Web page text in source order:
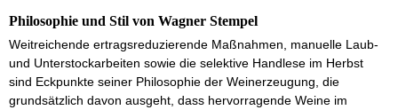
Philosophie und Stil von Wagner Stempel
Weitreichende ertragsreduzierende Maßnahmen, manuelle Laub-
und Unterstockarbeiten sowie die selektive Handlese im Herbst
sind Eckpunkte seiner Philosophie der Weinerzeugung, die
grundsätzlich davon ausgeht, dass hervorragende Weine im